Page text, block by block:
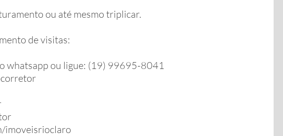
ou até mesmo triplicar.
de visitas:
whatsapp ou ligue: (19) 99695-8041
imoveisrioclaro